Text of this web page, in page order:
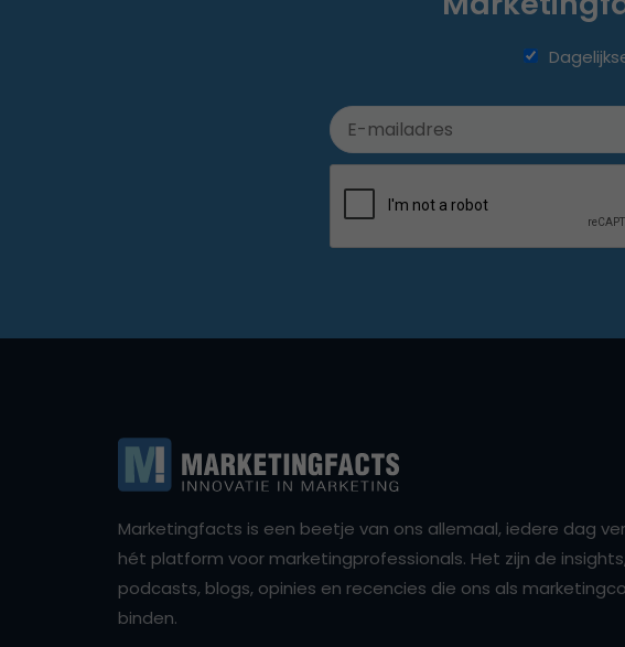
Marketingfacts is een beetje van ons allemaal, iedere dag
hét platform voor marketingprofessionals. Het zijn de insights,
podcasts, blogs, opinies en recencies die ons als
binden.